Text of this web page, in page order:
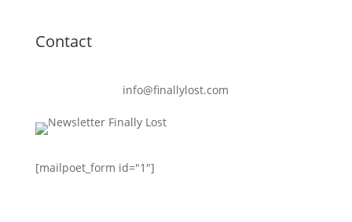
Contact
info@finallylost.com
[mailpoet_form id="1"]